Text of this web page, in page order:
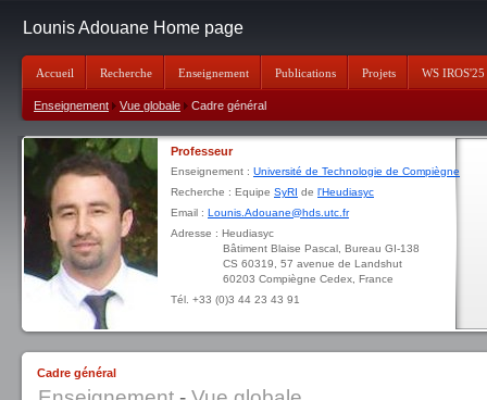
Accueil Recherche Enseignement Publications Projets WS IROS'25
Enseignement Vue globale Cadre général
Lounis Adouane Home page
Professeur
Enseignement : Université de Technologie de Compiègne
Recherche : Equipe SyRI de l'Heudiasyc
Email : Lounis.Adouane@hds.utc.fr
Adresse : Heudiasyc
Bâtiment Blaise Pascal, Bureau GI-138
CS 60319, 57 avenue de Landshut
60203 Compiègne Cedex, France
Tél. +33 (0)3 44 23 43 91
Cadre général